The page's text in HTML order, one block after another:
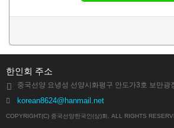
한인회 주소
중국선양 요녕성 선양시화평구 안도가3호 보만광
korean8624@hanmail.net
COPYRIGHT(C) 중국선양한국인(상)회. ALL RIGHTS